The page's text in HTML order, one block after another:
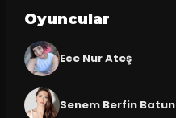
Oyuncular
Ece Nur Ateş
Senem Berfin Batun